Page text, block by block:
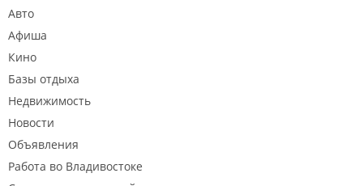
Авто
Афиша
Кино
Базы отдыха
Недвижимость
Новости
Объявления
Работа во Владивостоке